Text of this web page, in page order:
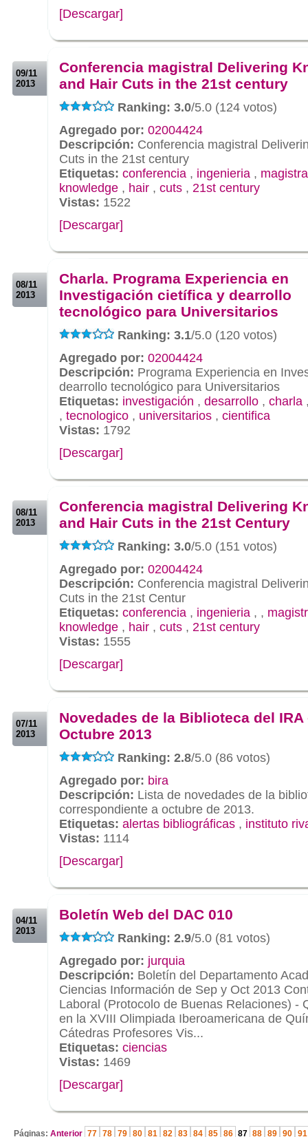
[Descargar]
09/11
2013
Conferencia magistral Delivering
and Hair Cuts in the 21st century
Ranking: 3.0/5.0 (124 votos)
Agregado por: 02004424
Descripción: Conferencia magistral
Cuts in the 21st century
Etiquetas: conferencia , ingenieria ,
knowledge , hair , cuts , 21st century
Vistas: 1522
[Descargar]
08/11
2013
Charla. Programa Experiencia en
Investigación cietífica y dearrollo
tecnológico para Universitarios
Ranking: 3.1/5.0 (120 votos)
Agregado por: 02004424
Descripción: Programa Experiencia en
dearrollo tecnológico para Universitarios
Etiquetas: investigación , desarrollo , charla
, tecnologico , universitarios , cientifica
Vistas: 1792
[Descargar]
08/11
2013
Conferencia magistral Delivering
and Hair Cuts in the 21st Century
Ranking: 3.0/5.0 (151 votos)
Agregado por: 02004424
Descripción: Conferencia magistral
Cuts in the 21st Centur
Etiquetas: conferencia , ingenieria , ,
knowledge , hair , cuts , 21st century
Vistas: 1555
[Descargar]
07/11
2013
Novedades de la Biblioteca del IRA
Octubre 2013
Ranking: 2.8/5.0 (86 votos)
Agregado por: bira
Descripción: Lista de novedades de la
correspondiente a octubre de 2013.
Etiquetas: alertas bibliográficas , instituto
Vistas: 1114
[Descargar]
04/11
2013
Boletín Web del DAC 010
Ranking: 2.9/5.0 (81 votos)
Agregado por: jurquia
Descripción: Boletín del Departamento
Ciencias Información de Sep y Oct 2013
Laboral (Protocolo de Buenas Relaciones) -
en la XVIII Olimpiada Iberoamericana de
Cátedras Profesores Vis...
Etiquetas: ciencias
Vistas: 1469
[Descargar]
Páginas: Anterior 77 78 79 80 81 82 83 84 85 86 87 88 89 90 91